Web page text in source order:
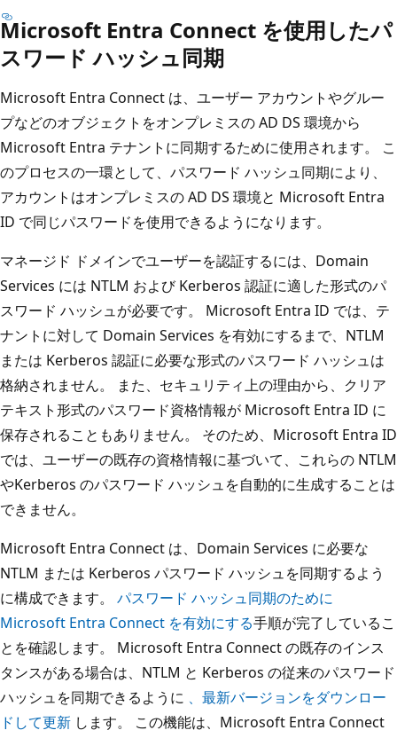
Microsoft Entra Connect を使用したパ
スワード ハッシュ同期
Microsoft Entra Connect は、ユーザー アカウントやグルー
プなどのオブジェクトをオンプレミスの AD DS 環境から
Microsoft Entra テナントに同期するために使用されます。 こ
のプロセスの一環として、パスワード ハッシュ同期により、
アカウントはオンプレミスの AD DS 環境と Microsoft Entra
ID で同じパスワードを使用できるようになります。
マネージド ドメインでユーザーを認証するには、Domain
Services には NTLM および Kerberos 認証に適した形式のパ
スワード ハッシュが必要です。 Microsoft Entra ID では、テ
ナントに対して Domain Services を有効にするまで、NTLM
または Kerberos 認証に必要な形式のパスワード ハッシュは
格納されません。 また、セキュリティ上の理由から、クリア
テキスト形式のパスワード資格情報が Microsoft Entra ID に
保存されることもありません。 そのため、Microsoft Entra ID
では、ユーザーの既存の資格情報に基づいて、これらの NTLM
やKerberos のパスワード ハッシュを自動的に生成することは
できません。
Microsoft Entra Connect は、Domain Services に必要な
NTLM または Kerberos パスワード ハッシュを同期するよう
に構成できます。 パスワード ハッシュ同期のために
Microsoft Entra Connect を有効にする手順が完了しているこ
とを確認します。 Microsoft Entra Connect の既存のインス
タンスがある場合は、NTLM と Kerberos の従来のパスワード
ハッシュを同期できるように 、最新バージョンをダウンロー
ドして更新 します。 この機能は、Microsoft Entra Connect